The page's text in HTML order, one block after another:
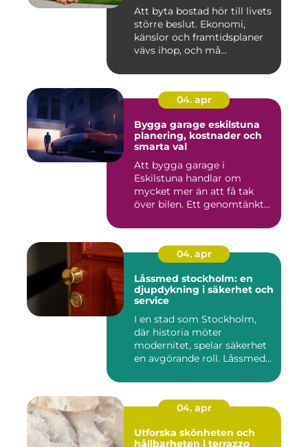
Att byta bostad hör till livets
större beslut. Ekonomi,
känslor och framtidsplaner
vävs ihop, och må...
04. apr
Bygga garage eskilstuna
planering, kostnader och
smarta val
Att bygga garage i
Eskilstuna handlar om
mycket mer än att få tak
över bilen. Ett genomtänkt
04. apr
Låssmed stockholm: en
djupdykning i säkerhet och
service
I en stad som Stockholm,
där historia möter
modernitet, spelar säkerhet
en avgörande roll. Låssmed
04. apr
Utforska skönheten och
hållbarheten i terrazzo